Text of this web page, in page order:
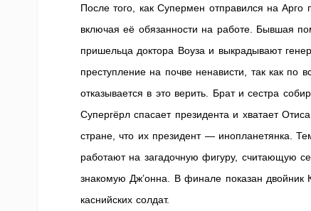
После того, как Супермен отправился на
включая её обязанности на работе. Бывшая
пришельца доктора Воуза и выкрадывают
преступление на почве ненависти, так как по
отказывается в это верить. Брат и сестра
Супергёрл спасает президента и хватает
стране, что их президент — инопланетянка.
работают на загадочную фигуру, считающую
знакомую Дж’онна. В финале показан двойник
каснийских солдат.